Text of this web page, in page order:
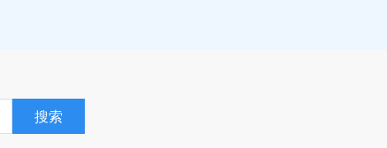
搜索